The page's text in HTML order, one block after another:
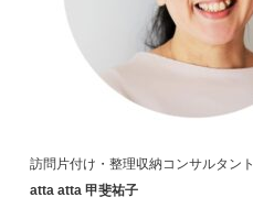
訪問片付け・整理収納コンサルタント
atta atta 甲斐祐子